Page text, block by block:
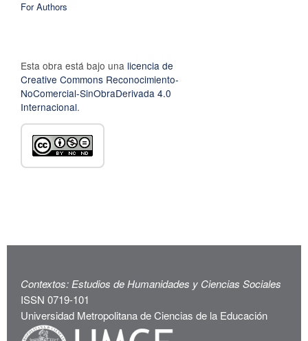
For Authors
Esta obra está bajo una licencia de
Creative Commons Reconocimiento-
NoComercial-SinObraDerivada 4.0
Internacional.
Contextos: Estudios de Humanidades y Ciencias Sociales
ISSN 0719-101
Universidad Metropolitana de Ciencias de la Educación